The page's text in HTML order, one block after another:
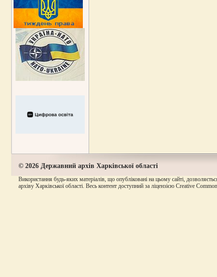
© 2026 Державний архів Харківської області
Використання будь-яких матеріалів, що опубліковані на цьому сайті,
архіву Харківської області. Весь контент доступний за ліцензією Creative